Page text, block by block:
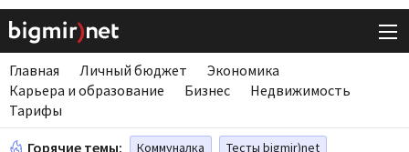
Главная Личный бюджет
Экономика
Карьера и образование
Бизнес
Недвижимость
Тарифы
Горячие темы: Коммуналка Тесты bigmir)net